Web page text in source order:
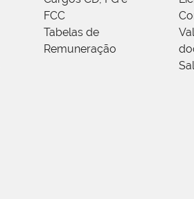
FCC
Tabelas de
Remuneração